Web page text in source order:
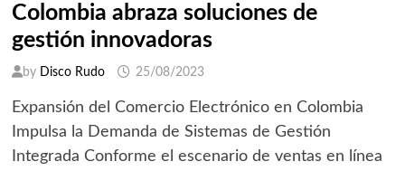
Colombia abraza soluciones de
gestión innovadoras
by Disco Rudo 25/08/2023
Expansión del Comercio Electrónico en Colombia
Impulsa la Demanda de Sistemas de Gestión
Integrada Conforme el escenario de ventas en línea